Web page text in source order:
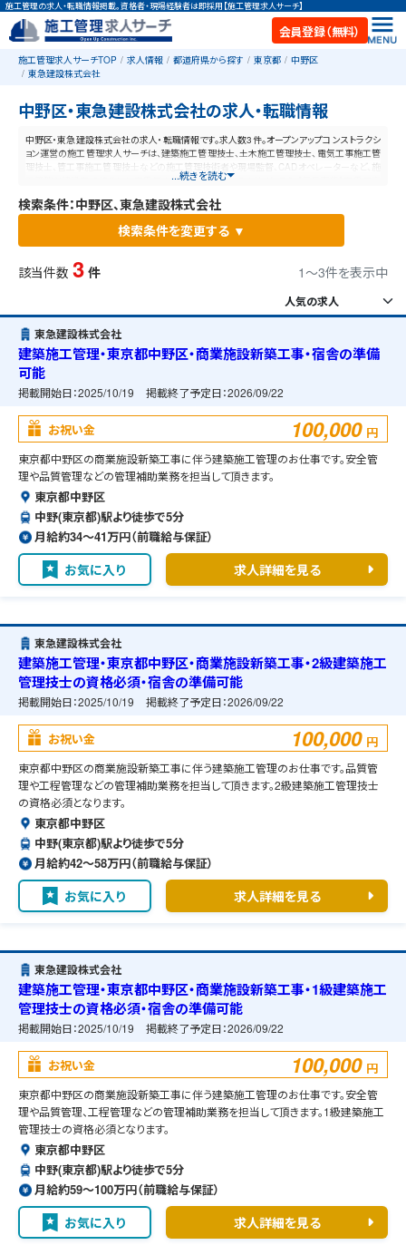
施工管理の求人・転職情報掲載。資格者・現場経験者は即採用【施工管理求人サーチ】
会員登録（無料）
施工管理求人サーチTOP 求人情報 都道府県から探す 東京都
中野区
東急建設株式会社
中野区・東急建設株式会社の求人・転職情報
中野区・東急建設株式会社の求人・転職情報です。求人数3件。オープンアップコンストラクシ
ョン運営の施工管理求人サーチは、建築施工管理技士、土木施工管理技士、電気工事施工管
理技士、管工事施工管理技士などの施工管理技術者や現場監督、CADオペレーターなど、施
工管理と建設業に特化した業界最大規模の求人ポータルサイトです。【毎日更新】業界最高
...続きを読む
検索条件：中野区、東急建設株式会社
検索条件を変更する ▼
該当件数 3 件 1〜3件を表示中
東急建設株式会社
建築施工管理・東京都中野区・商業施設新築工事・宿舎の準備
可能
掲載開始日：2025/10/19 掲載終了予定日：2026/09/22
お祝い金 100,000 円
東京都中野区の商業施設新築工事に伴う建築施工管理のお仕事です。安全管
理や品質管理などの管理補助業務を担当して頂きます。
東京都中野区
中野(東京都)駅より徒歩で5分
月給約34〜41万円（前職給与保証）
お気に入り 求人詳細を見る
東急建設株式会社
建築施工管理・東京都中野区・商業施設新築工事・2級建築施工
管理技士の資格必須・宿舎の準備可能
掲載開始日：2025/10/19 掲載終了予定日：2026/09/22
お祝い金 100,000 円
東京都中野区の商業施設新築工事に伴う建築施工管理のお仕事です。品質管
理や工程管理などの管理補助業務を担当して頂きます。2級建築施工管理技士
の資格必須となります。
東京都中野区
中野(東京都)駅より徒歩で5分
月給約42〜58万円（前職給与保証）
お気に入り 求人詳細を見る
東急建設株式会社
建築施工管理・東京都中野区・商業施設新築工事・1級建築施工
管理技士の資格必須・宿舎の準備可能
掲載開始日：2025/10/19 掲載終了予定日：2026/09/22
お祝い金 100,000 円
東京都中野区の商業施設新築工事に伴う建築施工管理のお仕事です。安全管
理や品質管理、工程管理などの管理補助業務を担当して頂きます。1級建築施工
管理技士の資格必須となります。
東京都中野区
中野(東京都)駅より徒歩で5分
月給約59〜100万円（前職給与保証）
お気に入り 求人詳細を見る